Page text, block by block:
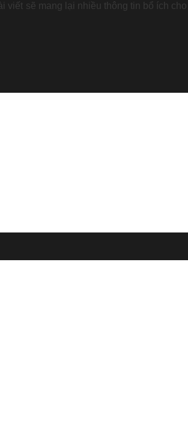
sẽ mang lại nhiều thông tin bổ ích